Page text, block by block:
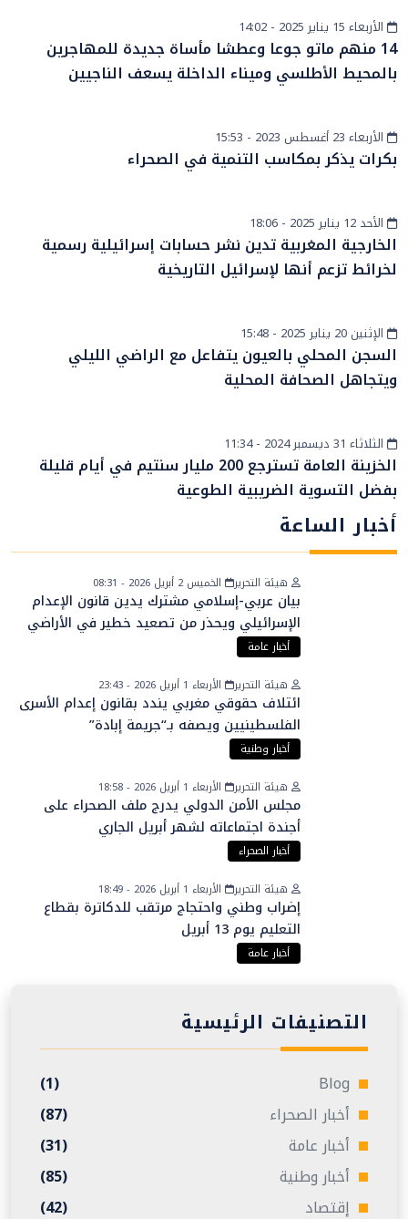
أخبار الصحراءالأربعاء 15 يناير 2025 - 14:02
14 منهم ماتو جوعا وعطشا مأساة جديدة للمهاجرين
بالمحيط الأطلسي وميناء الداخلة يسعف الناجيين
المزيد
الأربعاء 23 أغسطس 2023 - 15:53
بكرات يذكر بمكاسب التنمية في الصحراء
دوليالأحد 12 يناير 2025 - 18:06
الخارجية المغربية تدين نشر حسابات إسرائيلية رسمية
لخرائط تزعم أنها لإسرائيل التاريخية
أخبار الصحراءالإثنين 20 يناير 2025 - 15:48
السجن المحلي بالعيون يتفاعل مع الراضي الليلي
ويتجاهل الصحافة المحلية
إقتصادالثلاثاء 31 ديسمبر 2024 - 11:34
الخزينة العامة تسترجع 200 مليار سنتيم في أيام قليلة
بفضل التسوية الضريبية الطوعية
أخبار الساعة
هيئة التحرير الخميس 2 أبريل 2026 - 08:31
بيان عربي-إسلامي مشترك يدين قانون الإعدام
الإسرائيلي ويحذر من تصعيد خطير في الأراضي
الفلسطينية
أخبار عامة
هيئة التحرير
الأربعاء 1 أبريل 2026 - 23:43
ائتلاف حقوقي مغربي يندد بقانون إعدام الأسرى
الفلسطينيين ويصفه بـ“جريمة إبادة”
أخبار وطنية
هيئة التحرير
الأربعاء 1 أبريل 2026 - 18:58
مجلس الأمن الدولي يدرج ملف الصحراء على
أجندة اجتماعاته لشهر أبريل الجاري
أخبار الصحراء
هيئة التحرير
الأربعاء 1 أبريل 2026 - 18:49
إضراب وطني واحتجاج مرتقب للدكاترة بقطاع
التعليم يوم 13 أبريل
أخبار عامة
التصنيفات الرئيسية
Blog
(1)
أخبار الصحراء
(87)
أخبار عامة
(31)
أخبار وطنية
(85)
إقتصاد
(42)